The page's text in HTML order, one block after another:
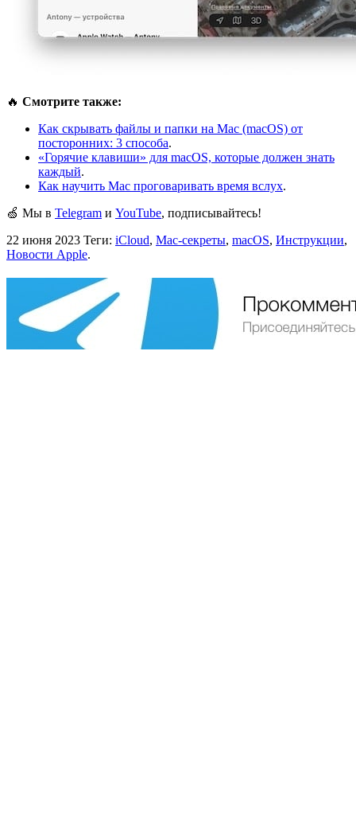
🔥 Смотрите также:
Как скрывать файлы и папки на Mac (macOS) от
посторонних: 3 способа.
«Горячие клавиши» для macOS, которые должен знать
каждый.
Как научить Mac проговаривать время вслух.
🍏 Мы в Telegram и YouTube, подписывайтесь!
22 июня 2023 Теги: iCloud, Mac-секреты, macOS, Инструкции,
Новости Apple.